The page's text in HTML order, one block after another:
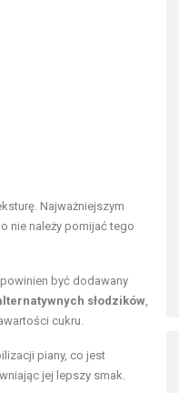
Najważniejszym
nie należy pomijać tego
być dodawany
słodzików,
cukru.
piany, co jest
jej lepszy smak.